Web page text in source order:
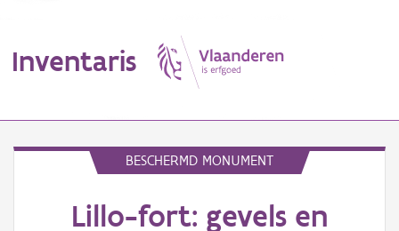
Inventaris
BESCHERMD MONUMENT
Lillo-fort: gevels en